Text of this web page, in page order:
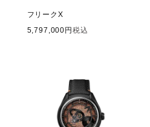
フリークX
5,797,000
税込